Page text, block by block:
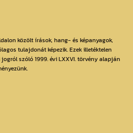
közölt írások, hang- és képanyagok,
tulajdonát képezik. Ezek illetéktelen
szóló 1999. évi LXXVI. törvény alapján